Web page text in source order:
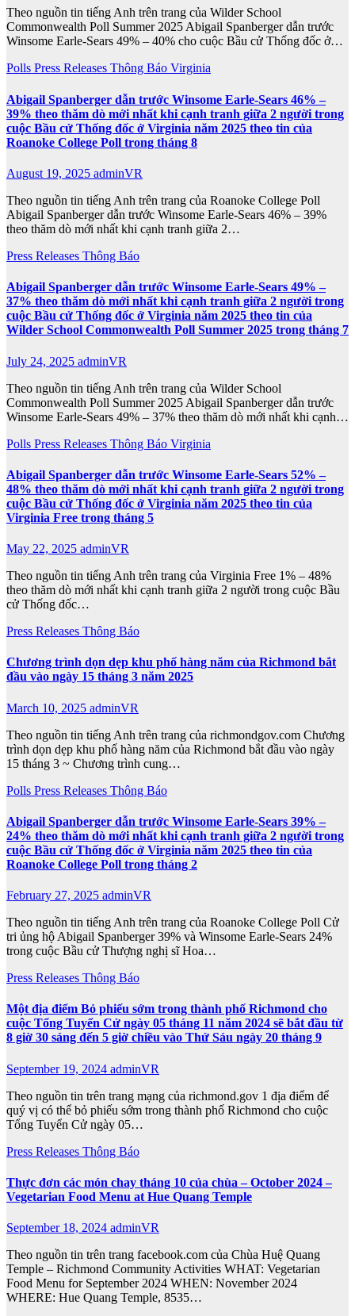
Theo nguồn tin tiếng Anh trên trang của Wilder School
Commonwealth Poll Summer 2025 Abigail Spanberger dẫn trước
Winsome Earle-Sears 49% – 40% cho cuộc Bầu cử Thống đốc ở…
Polls Press Releases Thông Báo Virginia
Abigail Spanberger dẫn trước Winsome Earle-Sears 46% –
39% theo thăm dò mới nhất khi cạnh tranh giữa 2 người trong
cuộc Bầu cử Thống đốc ở Virginia năm 2025 theo tin của
Roanoke College Poll trong tháng 8
August 19, 2025 adminVR
Theo nguồn tin tiếng Anh trên trang của Roanoke College Poll
Abigail Spanberger dẫn trước Winsome Earle-Sears 46% – 39%
theo thăm dò mới nhất khi cạnh tranh giữa 2…
Press Releases Thông Báo
Abigail Spanberger dẫn trước Winsome Earle-Sears 49% –
37% theo thăm dò mới nhất khi cạnh tranh giữa 2 người trong
cuộc Bầu cử Thống đốc ở Virginia năm 2025 theo tin của
Wilder School Commonwealth Poll Summer 2025 trong tháng 7
July 24, 2025 adminVR
Theo nguồn tin tiếng Anh trên trang của Wilder School
Commonwealth Poll Summer 2025 Abigail Spanberger dẫn trước
Winsome Earle-Sears 49% – 37% theo thăm dò mới nhất khi cạnh…
Polls Press Releases Thông Báo Virginia
Abigail Spanberger dẫn trước Winsome Earle-Sears 52% –
48% theo thăm dò mới nhất khi cạnh tranh giữa 2 người trong
cuộc Bầu cử Thống đốc ở Virginia năm 2025 theo tin của
Virginia Free trong tháng 5
May 22, 2025 adminVR
Theo nguồn tin tiếng Anh trên trang của Virginia Free 1% – 48%
theo thăm dò mới nhất khi cạnh tranh giữa 2 người trong cuộc Bầu
cử Thống đốc…
Press Releases Thông Báo
Chương trình dọn dẹp khu phố hàng năm của Richmond bắt
đầu vào ngày 15 tháng 3 năm 2025
March 10, 2025 adminVR
Theo nguồn tin tiếng Anh trên trang của richmondgov.com Chương
trình dọn dẹp khu phố hàng năm của Richmond bắt đầu vào ngày
15 tháng 3 ~ Chương trình cung…
Polls Press Releases Thông Báo
Abigail Spanberger dẫn trước Winsome Earle-Sears 39% –
24% theo thăm dò mới nhất khi cạnh tranh giữa 2 người trong
cuộc Bầu cử Thống đốc ở Virginia năm 2025 theo tin của
Roanoke College Poll trong tháng 2
February 27, 2025 adminVR
Theo nguồn tin tiếng Anh trên trang của Roanoke College Poll Cử
tri ủng hộ Abigail Spanberger 39% và Winsome Earle-Sears 24%
trong cuộc Bầu cử Thượng nghị sĩ Hoa…
Press Releases Thông Báo
Một địa điểm Bỏ phiếu sớm trong thành phố Richmond cho
cuộc Tổng Tuyển Cử ngày 05 tháng 11 năm 2024 sẽ bắt đầu từ
8 giờ 30 sáng đến 5 giờ chiều vào Thứ Sáu ngày 20 tháng 9
September 19, 2024 adminVR
Theo nguồn tin trên trang mạng của richmond.gov 1 địa điểm để
quý vị có thể bỏ phiếu sớm trong thành phố Richmond cho cuộc
Tổng Tuyển Cử ngày 05…
Press Releases Thông Báo
Thực đơn các món chay tháng 10 của chùa – October 2024 –
Vegetarian Food Menu at Hue Quang Temple
September 18, 2024 adminVR
Theo nguồn tin trên trang facebook.com của Chùa Huệ Quang
Temple – Richmond Community Activities WHAT: Vegetarian
Food Menu for September 2024 WHEN: November 2024
WHERE: Hue Quang Temple, 8535…